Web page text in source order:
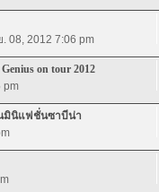
08, 2012 7:06 pm
on tour 2012
pm
มินิแฟชั่นซาบีน่า